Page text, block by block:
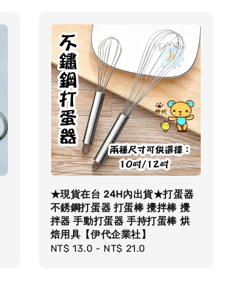
★現貨在台 24H內出貨★打蛋器
不銹鋼打蛋器 打蛋棒 攪拌棒 攪
拌器 手動打蛋器 手持打蛋棒 烘
焙用具【伊代企業社】
Regular
NT$ 13.0 - NT$ 21.0